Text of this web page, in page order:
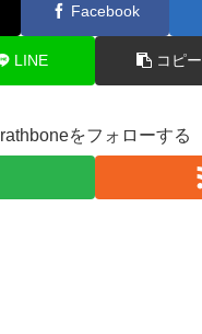
Facebook
LINE コピー
rathboneをフォローする